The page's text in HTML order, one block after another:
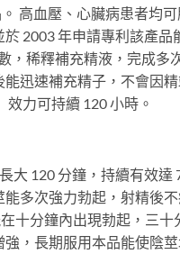
高血壓、心臟病患者均
2003 年申請專利該產品
，稀釋補充精液，完成多
能迅速補充精子，不會因
效力可持續 120 小時。
大 120 分鐘，持續有效達
多次強力勃起，射精後
十分鐘內出現勃起，三十
強，長期服用本品能使陰